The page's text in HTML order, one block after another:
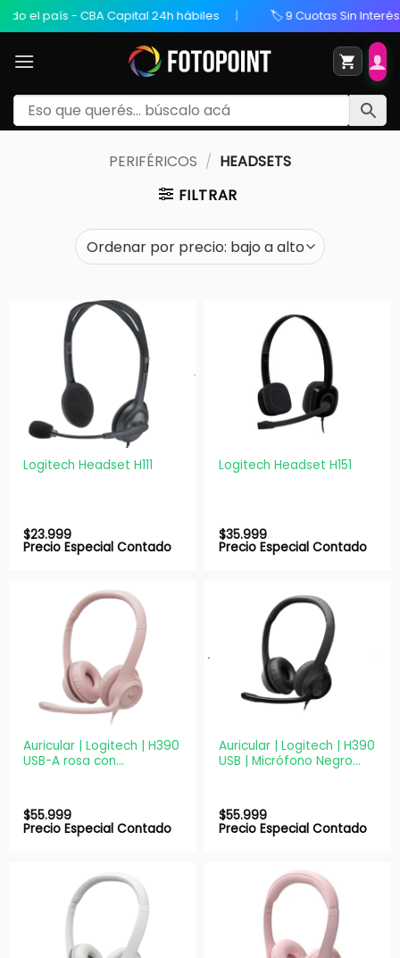
el país - CBA Capital 24h hábiles 🏷️ 9 Cuotas Sin Interés /
PERIFÉRICOS / HEADSETS
FILTRAR
Logitech Headset H111
$23.999
Precio Especial Contado
Logitech Headset H151
$35.999
Precio Especial Contado
Auricular | Logitech | H390
USB-A rosa con
$55.999
Precio Especial Contado
Auricular | Logitech | H390
USB | Micrófono Negro
$55.999
Precio Especial Contado